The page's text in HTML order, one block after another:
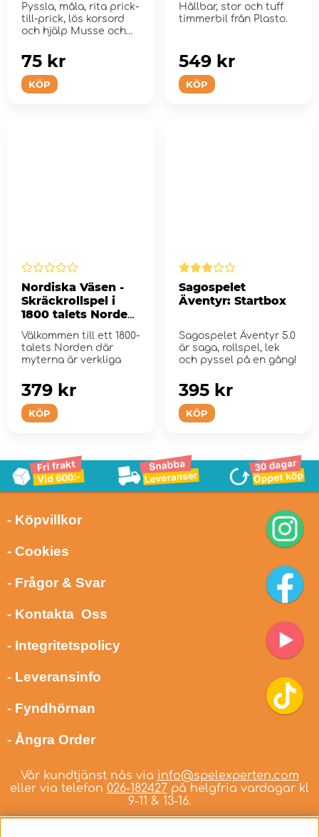
Pyssla, måla, rita prick-
till-prick, lös korsord
och hjälp Musse och
KÖP
75 kr
Hållbar, stor och tuff
timmerbil från Plasto.
KÖP
549 kr
Nordiska Väsen -
Skräckrollspel i
1800 talets Norden
(Vaesen)
Välkommen till ett 1800-
talets Norden där
myterna är verkliga
KÖP
379 kr
Sagospelet
Äventyr: Startbox
Sagospelet Äventyr 5.0
är saga, rollspel, lek
och pyssel på en gång!
KÖP
395 kr
- Köpvillkor
- Cookies
- Frågor & Svar
- Kontakta Oss
- Integritetspolicy
- Leveransinfo
- Fyndhörnan
- Ångra Order
Vår kundtjänst nås via info@spelexperten.com
eller via telefon 026-182427 på helgfria vardagar kl
9-11 & 13-16.